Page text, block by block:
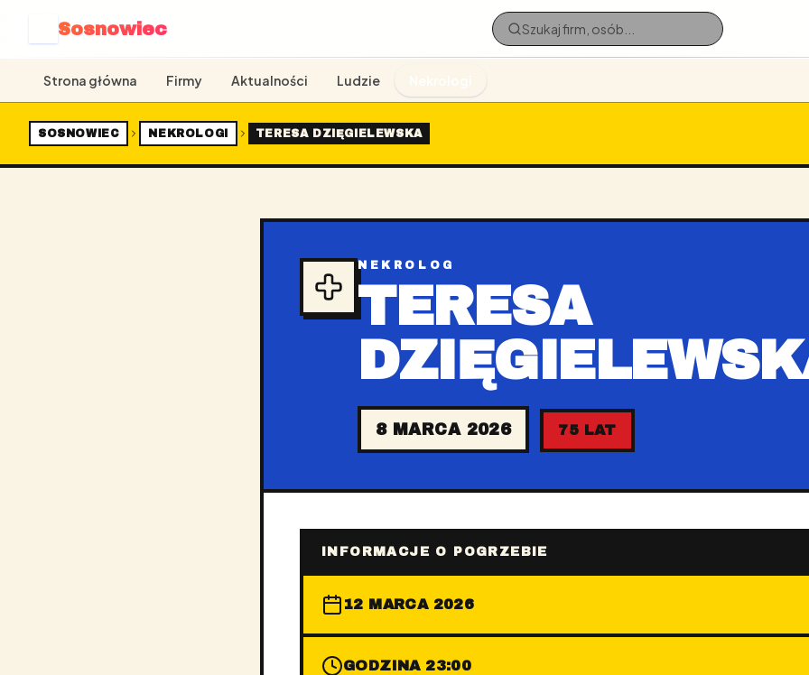
Sosnowiec
Strona główna Firmy Aktualności Ludzie
SOSNOWIEC NEKROLOGI TERESA DZIĘGIELEWSKA
NEKROLOG
TERESA
8 MARCA 2026 75 LAT
INFORMACJE O POGRZEBIE
12 MARCA 2026
GODZINA 23:00